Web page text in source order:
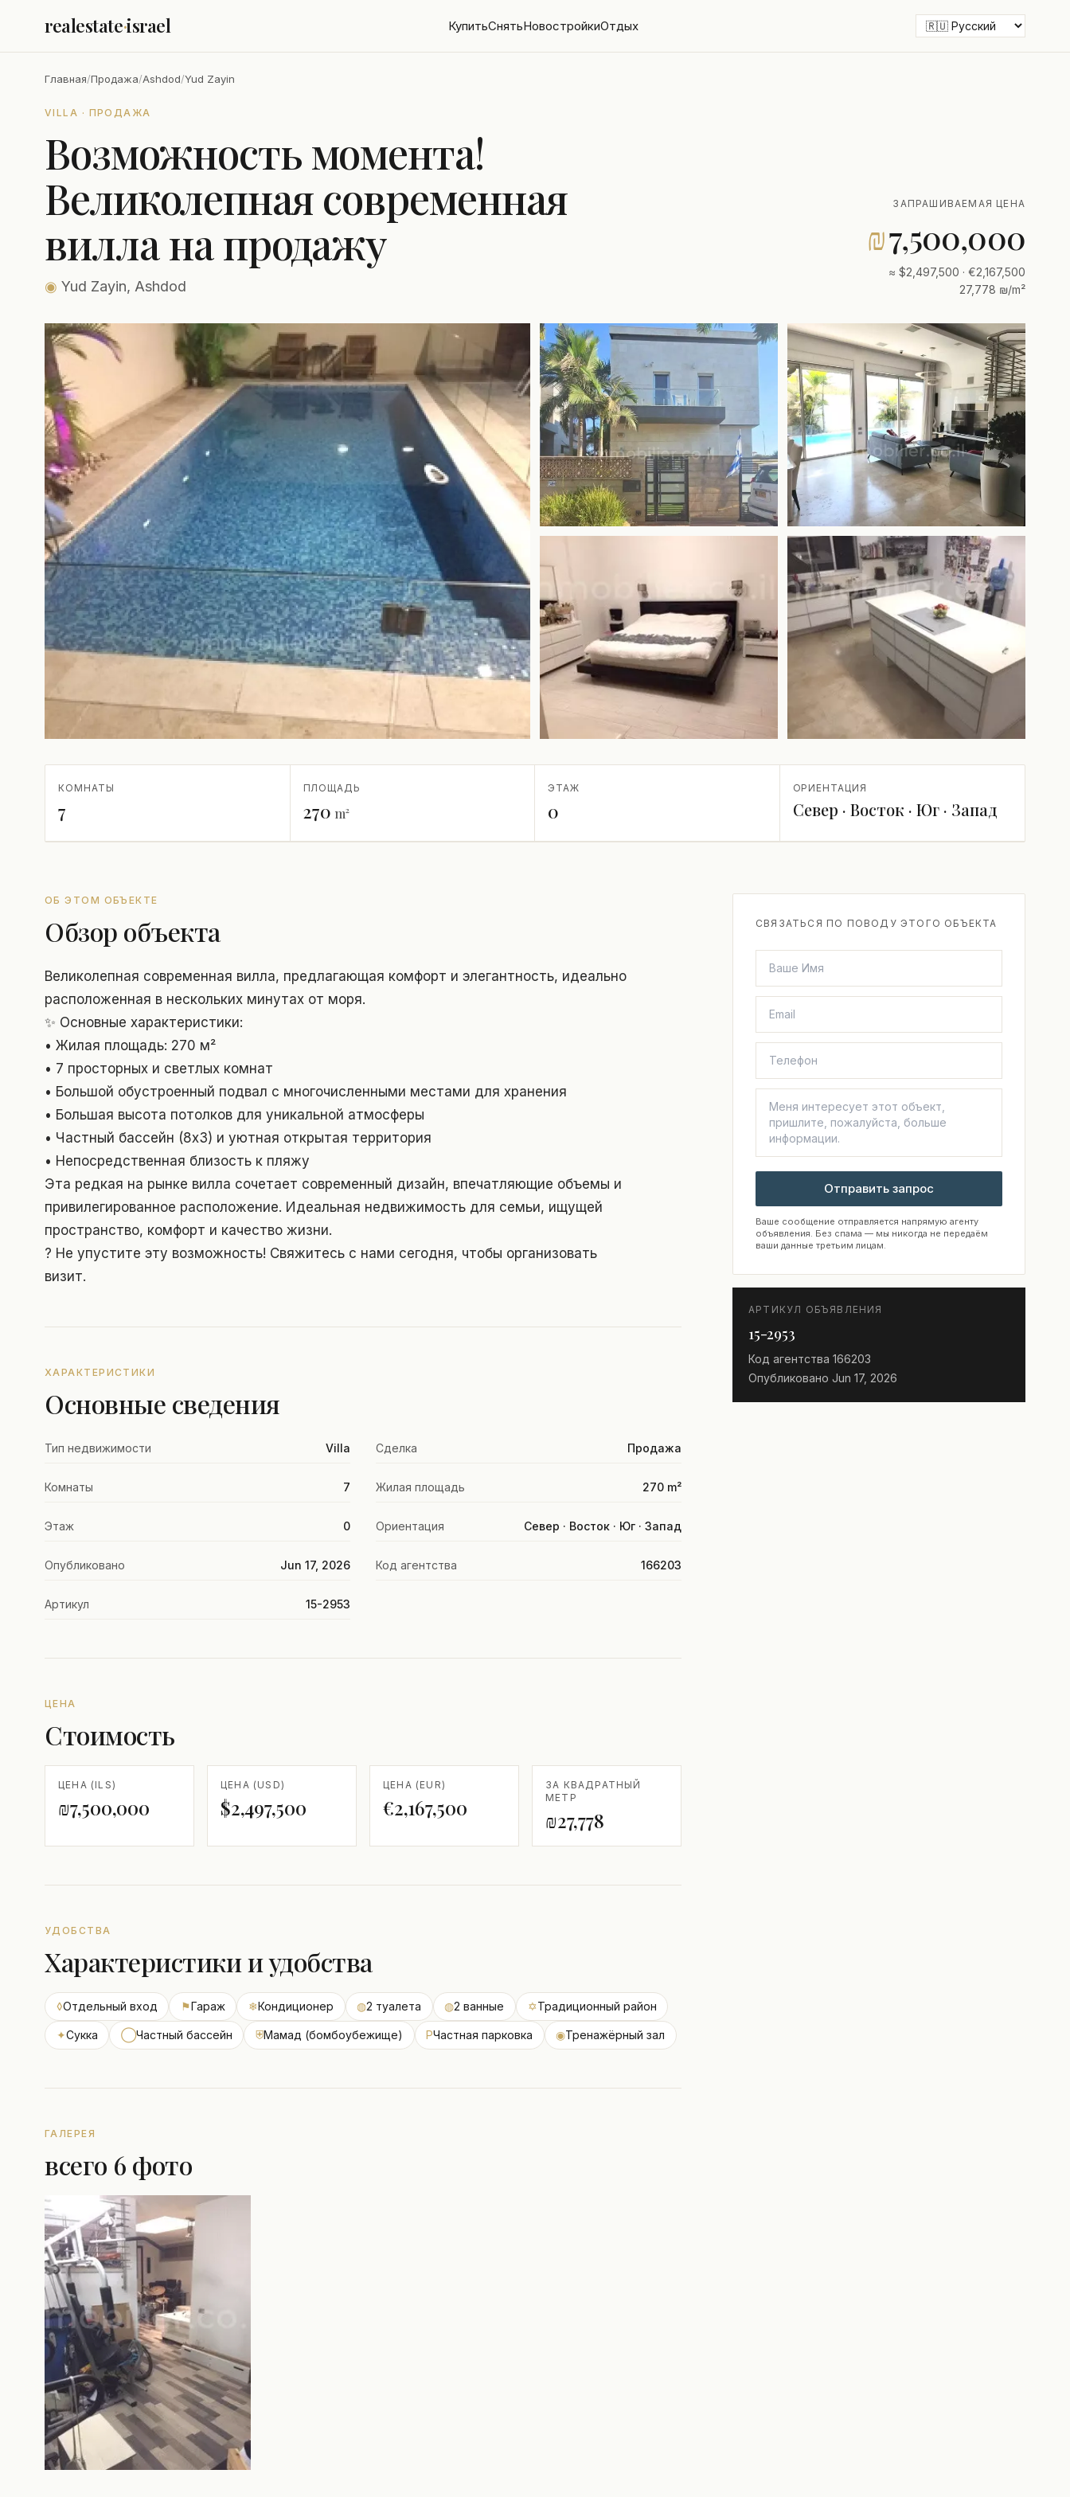
realestate·israel КупитьСнятьНовостройкиОтдых
Главная/Продажа/Ashdod/Yud Zayin
VILLA · ПРОДАЖА
Возможность момента!
Великолепная современная
вилла на продажу
◉ Yud Zayin, Ashdod
ЗАПРАШИВАЕМАЯ ЦЕНА
₪7,500,000
≈ $2,497,500 · €2,167,500
27,778 ₪/m²
КОМНАТЫ
7
ПЛОЩАДЬ
270 m²
ЭТАЖ
0
ОРИЕНТАЦИЯ
Север · Восток · Юг · Запад
ОБ ЭТОМ ОБЪЕКТЕ
Обзор объекта
Великолепная современная вилла, предлагающая комфорт и элегантность, идеально
расположенная в нескольких минутах от моря.
✨ Основные характеристики:
• Жилая площадь: 270 м²
• 7 просторных и светлых комнат
• Большой обустроенный подвал с многочисленными местами для хранения
• Большая высота потолков для уникальной атмосферы
• Частный бассейн (8x3) и уютная открытая территория
• Непосредственная близость к пляжу
Эта редкая на рынке вилла сочетает современный дизайн, впечатляющие объемы и
привилегированное расположение. Идеальная недвижимость для семьи, ищущей
пространство, комфорт и качество жизни.
? Не упустите эту возможность! Свяжитесь с нами сегодня, чтобы организовать
визит.
ХАРАКТЕРИСТИКИ
Основные сведения
Тип недвижимости Villa Сделка Продажа
Комнаты 7 Жилая площадь 270 m²
Этаж 0 Ориентация Север · Восток · Юг · Запад
Опубликовано Jun 17, 2026 Код агентства 166203
Артикул 15-2953
ЦЕНА
Стоимость
ЦЕНА (ILS)
₪7,500,000
ЦЕНА (USD)
$2,497,500
ЦЕНА (EUR)
€2,167,500
ЗА КВАДРАТНЫЙ
МЕТР
₪27,778
УДОБСТВА
Характеристики и удобства
◊Отдельный вход ⚑ Гараж ❄Кондиционер ◍2 туалета ◍2 ванные ✡Традиционный район
✦Сукка ◯Частный бассейн ⛨Мамад (бомбоубежище) PЧастная парковка ◉Тренажёрный зал
ГАЛЕРЕЯ
всего 6 фото
СВЯЗАТЬСЯ ПО ПОВОДУ ЭТОГО ОБЪЕКТА
Отправить запрос
Ваше сообщение отправляется напрямую агенту
объявления. Без спама — мы никогда не передаём
ваши данные третьим лицам.
АРТИКУЛ ОБЪЯВЛЕНИЯ
15-2953
Код агентства 166203
Опубликовано Jun 17, 2026